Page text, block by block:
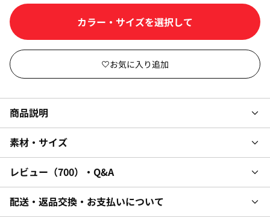
カラー・サイズを選択して
商品説明
素材・サイズ
レビュー 700 ・Q&A
配送・返品交換・お支払いについて